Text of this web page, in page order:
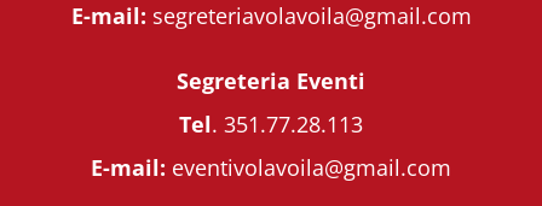
E-mail: segreteriavolavoila@gmail.com
Segreteria Eventi
Tel. 351.77.28.113
E-mail: eventivolavoila@gmail.com